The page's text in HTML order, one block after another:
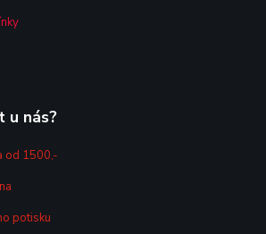
u nás?
od 1500,-
potisku